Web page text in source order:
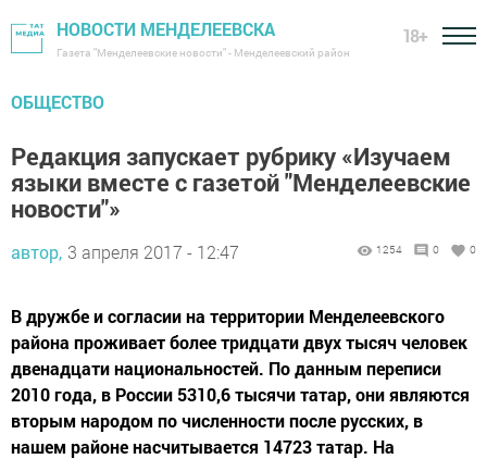
НОВОСТИ МЕНДЕЛЕЕВСКА
Газета "Менделеевские новости" - Менделеевский район
18+
ОБЩЕСТВО
Редакция запускает рубрику «Изучаем
языки вместе с газетой "Менделеевские
новости"»
автор, 3 апреля 2017 - 12:47 1254 0 0
В дружбе и согласии на территории Менделеевского
района проживает более тридцати двух тысяч человек
двенадцати национальностей. По данным переписи
2010 года, в России 5310,6 тысячи татар, они являются
вторым народом по численности после русских, в
нашем районе насчитывается 14723 татар. На